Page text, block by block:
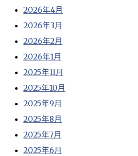
2026年4月
2026年3月
2026年2月
2026年1月
2025年11月
2025年10月
2025年9月
2025年8月
2025年7月
2025年6月